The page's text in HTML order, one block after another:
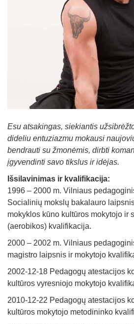
Sėkmės istorijos
Esu atsakingas, siekiantis
dideliu entuziazmu mokausi
bendrauti su žmonėmis, dirbti
įgyvendinti savo tikslus ir idėjas.
Išsilavinimas ir kvalifikacija:
1996 – 2000 m. Vilniaus
Socialinių mokslų bakalauro
mokyklos kūno kultūros mokytojo ir
(aerobikos) kvalifikacija.
2000 – 2002 m. Vilniaus
magistro laipsnis ir mokytojo
2002-12-18 Pedagogų atestacijos
kultūros vyresniojo mokytojo
2010-12-22 Pedagogų atestacijos
kultūros mokytojo metodininko